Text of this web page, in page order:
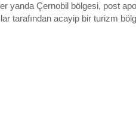
yanda Çernobil bölgesi, post
tarafından acayip bir turizm